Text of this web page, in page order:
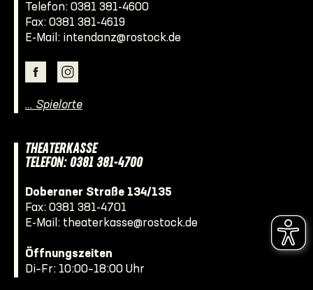
Telefon: 0381 381-4600
Fax: 0381 381-4619
E-Mail: intendanz@rostock.de
… Spielorte
THEATERKASSE
TELEFON: 0381 381-4700
Doberaner Straße 134/135
Fax: 0381 381-4701
E-Mail: theaterkasse@rostock.de
Öffnungszeiten
Di–Fr: 10:00–18:00 Uhr